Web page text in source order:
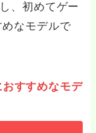
、初めてゲー
なモデルで
すすめなモデ